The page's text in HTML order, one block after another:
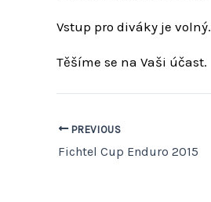
Vstup pro diváky je volný.
Těšíme se na Vaši účast.
PREVIOUS
Fichtel Cup Enduro 2015